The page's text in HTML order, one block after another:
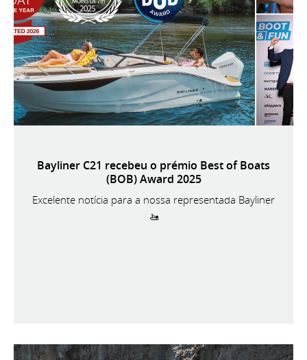
Bayliner C21 recebeu o prémio Best of Boats
(BOB) Award 2025
Excelente notícia para a nossa representada Bayliner
🚤